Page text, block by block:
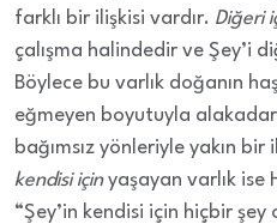
farklı bir ilişkisi vardır. Diğeri
çalışma halindedir ve Şey’i
Böylece bu varlık doğanın
eğmeyen boyutuyla
bağımsız yönleriyle yakın
kendisi içinyaşayan varlık ise
“Şey’in kendisi için hiçbir şey